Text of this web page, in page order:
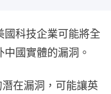
國科技企業可能將全
國實體的漏洞。
在漏洞，可能讓英